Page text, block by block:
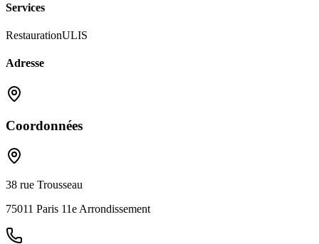
Services
RestaurationULIS
Adresse
Coordonnées
38 rue Trousseau
75011 Paris 11e Arrondissement